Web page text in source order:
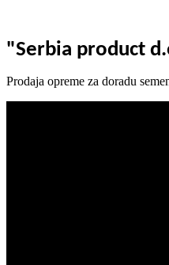
"Serbia product
Prodaja opreme za doradu